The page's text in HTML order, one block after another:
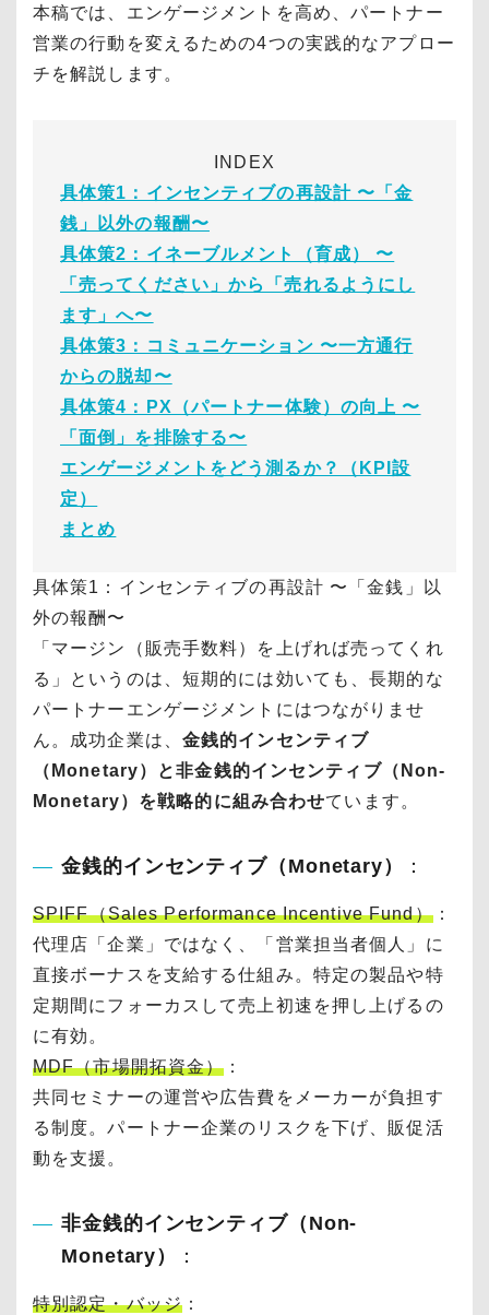
本稿では、エンゲージメントを高め、パートナー
営業の行動を変えるための4つの実践的なアプロー
チを解説します。
INDEX
具体策1：インセンティブの再設計 〜「金
銭」以外の報酬〜
具体策2：イネーブルメント（育成） 〜
「売ってください」から「売れるようにし
ます」へ〜
具体策3：コミュニケーション 〜一方通行
からの脱却〜
具体策4：PX（パートナー体験）の向上 〜
「面倒」を排除する〜
エンゲージメントをどう測るか？（KPI設
定）
まとめ
具体策1：インセンティブの再設計 〜「金銭」以
外の報酬〜
「マージン（販売手数料）を上げれば売ってくれ
る」というのは、短期的には効いても、長期的な
パートナーエンゲージメントにはつながりませ
ん。成功企業は、 金銭的インセンティブ
（Monetary）と非金銭的インセンティブ（Non-
Monetary）を戦略的に組み合わせています。
金銭的インセンティブ（Monetary） ：
SPIFF（Sales Performance Incentive Fund）：
代理店「企業」ではなく、「営業担当者個人」に
直接ボーナスを支給する仕組み。特定の製品や特
定期間にフォーカスして売上初速を押し上げるの
に有効。
MDF（市場開拓資金） ：
共同セミナーの運営や広告費をメーカーが負担す
る制度。パートナー企業のリスクを下げ、販促活
動を支援。
非金銭的インセンティブ（Non-
Monetary）
：
特別認定・バッジ：